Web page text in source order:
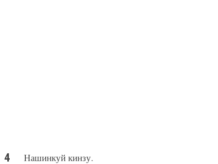
Нашинкуй кинзу.